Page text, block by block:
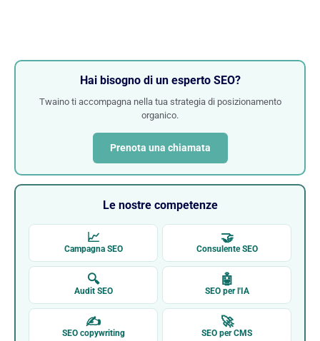
Hai bisogno di un esperto SEO?
Twaino ti accompagna nella tua strategia di posizionamento
organico.
Prenota una chiamata
Le nostre competenze
📈
Campagna SEO
🤝
Consulente SEO
🔍
Audit SEO
🤖
SEO per l'IA
✍
SEO copywriting
🚀
SEO per CMS